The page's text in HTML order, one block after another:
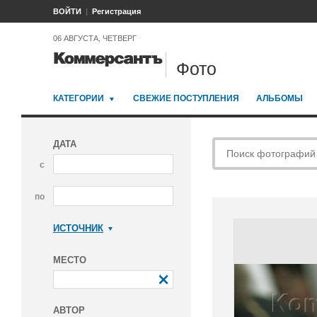
ВОЙТИ Регистрация
06 АВГУСТА, ЧЕТВЕРГ
Фото
КАТЕГОРИИ СВЕЖИЕ ПОСТУПЛЕНИЯ АЛЬБОМЫ
ДАТА
с
по
ИСТОЧНИК
МЕСТО
АВТОР